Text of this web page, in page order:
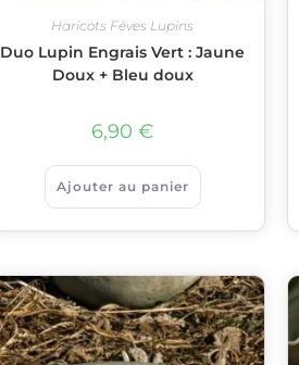
Haricots Fèves Lupins
Duo Lupin Engrais Vert : Jaune
Doux + Bleu doux
6,90€
Ajouter au panier